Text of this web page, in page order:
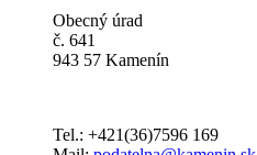
Obecný úrad
č. 641
943 57 Kamenín
Tel.: +421(36)7596 169